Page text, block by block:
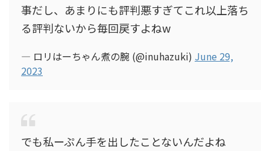
事だし、あまりにも評判悪すぎてこれ以上落ち
る評判ないから毎回戻すよねw
— ロリはーちゃん煮の腕 (@inuhazuki) June 29,
2023
でも私ーぷん手を出したことないんだよね